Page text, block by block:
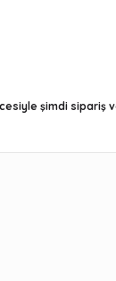
şimdi sipariş